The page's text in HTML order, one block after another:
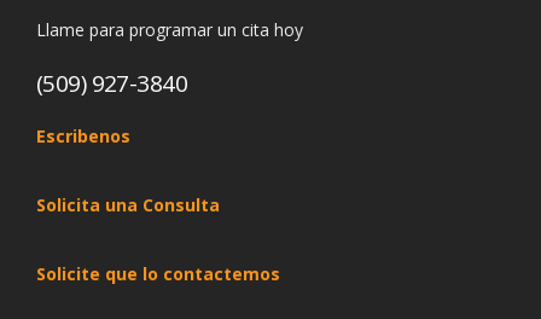
Llame para programar un cita hoy
(509) 927-3840
Escribenos
Solicita una Consulta
Solicite que lo contactemos